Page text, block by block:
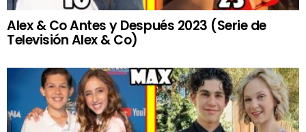
Alex & Co Antes y Después 2023 (Serie de
Televisión Alex & Co)